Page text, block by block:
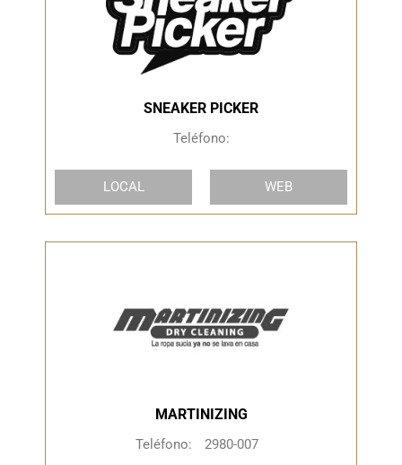
SNEAKER PICKER
Teléfono:
LOCAL WEB
MARTINIZING
Teléfono: 2980-007